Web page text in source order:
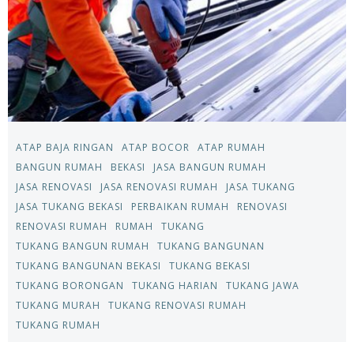
ATAP BAJA RINGAN ATAP BOCOR
ATAP RUMAH
BANGUN RUMAH
BEKASI
JASA BANGUN RUMAH
JASA RENOVASI
JASA RENOVASI RUMAH
JASA TUKANG
JASA TUKANG BEKASI
PERBAIKAN RUMAH
RENOVASI
RENOVASI RUMAH
RUMAH
TUKANG
TUKANG BANGUN RUMAH
TUKANG BANGUNAN
TUKANG BANGUNAN BEKASI
TUKANG BEKASI
TUKANG BORONGAN
TUKANG HARIAN
TUKANG JAWA
TUKANG MURAH
TUKANG RENOVASI RUMAH
TUKANG RUMAH